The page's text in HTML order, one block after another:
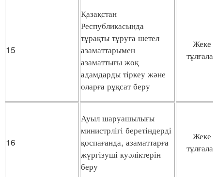
15
Қазақстан
Республикасында
тұрақты тұруға шетел
азаматтарымен
азаматтығы жоқ
адамдарды тіркеу және
оларға рұқсат беру
Жеке
тұлғалар
16
Ауыл шаруашылығы
министрлігі беретіндерді
қоспағанда, азаматтарға
жүргізуші куәліктерін
беру
Жеке
тұлғалар